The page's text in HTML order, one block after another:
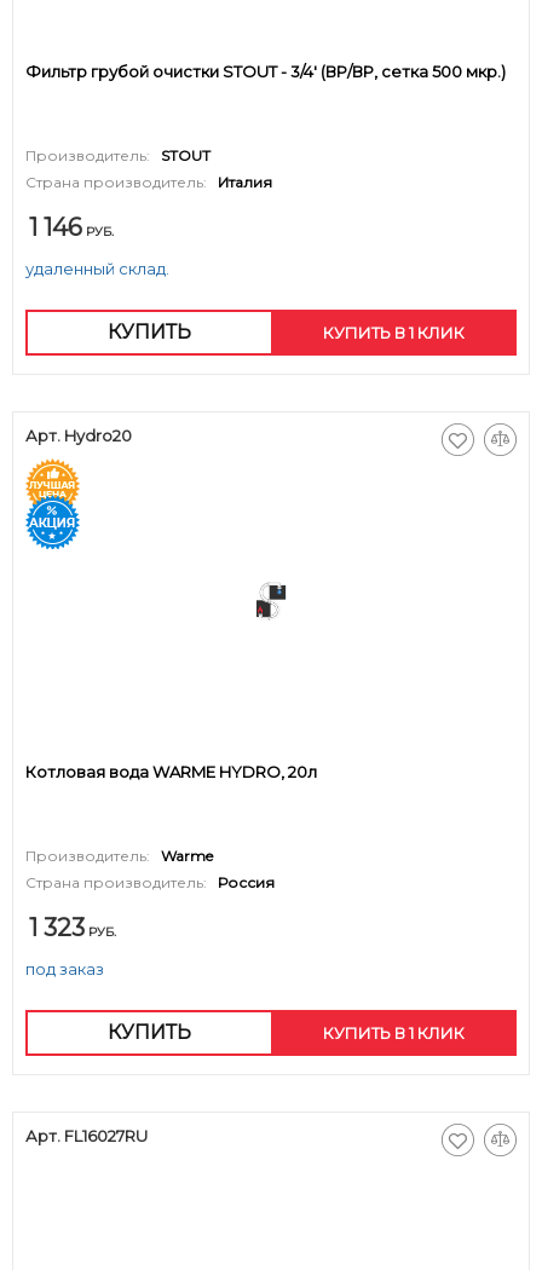
Фильтр грубой очистки STOUT - 3/4' (ВР/ВР, сетка 500 мкр.)
Производитель:
STOUT
Страна производитель:
Италия
1 146 РУБ.
удаленный склад.
КУПИТЬ КУПИТЬ В 1 КЛИК
Арт. Hydro20
Котловая вода WARME HYDRO, 20л
Производитель:
Warme
Страна производитель:
Россия
1 323 РУБ.
под заказ
КУПИТЬ КУПИТЬ В 1 КЛИК
Арт. FL16027RU